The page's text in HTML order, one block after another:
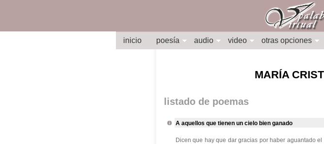
inicio poesía audio video otras opciones
MARÍA
listado de poemas
A aquellos que tienen un cielo bien ganado
Dicen que hay que dar gracias por haber aguantado